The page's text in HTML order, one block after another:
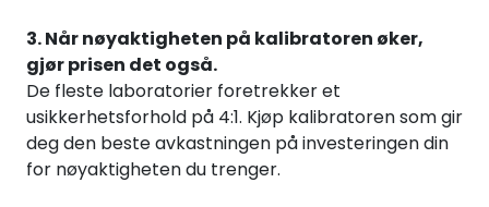
3. Når nøyaktigheten på kalibratoren øker,
gjør prisen det også.
De fleste laboratorier foretrekker et
usikkerhetsforhold på 4:1. Kjøp kalibratoren som gir
deg den beste avkastningen på investeringen din
for nøyaktigheten du trenger.